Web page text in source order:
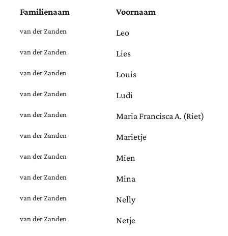
Familienaam Voornaam
van der Zanden Leo
van der Zanden Lies
van der Zanden Louis
van der Zanden Ludi
van der Zanden Maria Francisca A. (Riet)
van der Zanden Marietje
van der Zanden Mien
van der Zanden Mina
van der Zanden Nelly
van der Zanden Netje